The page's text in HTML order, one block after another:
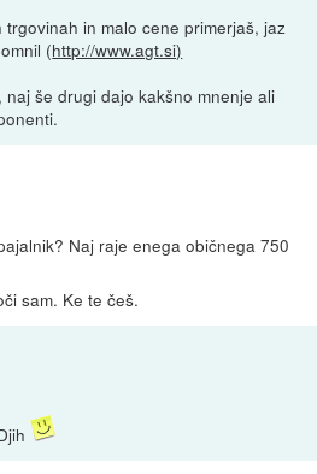
in malo cene primerjaš, jaz
(http://www.agt.si)
naj še drugi dajo kakšno mnenje ali
Naj raje enega običnega 750
sam. Ke te češ.